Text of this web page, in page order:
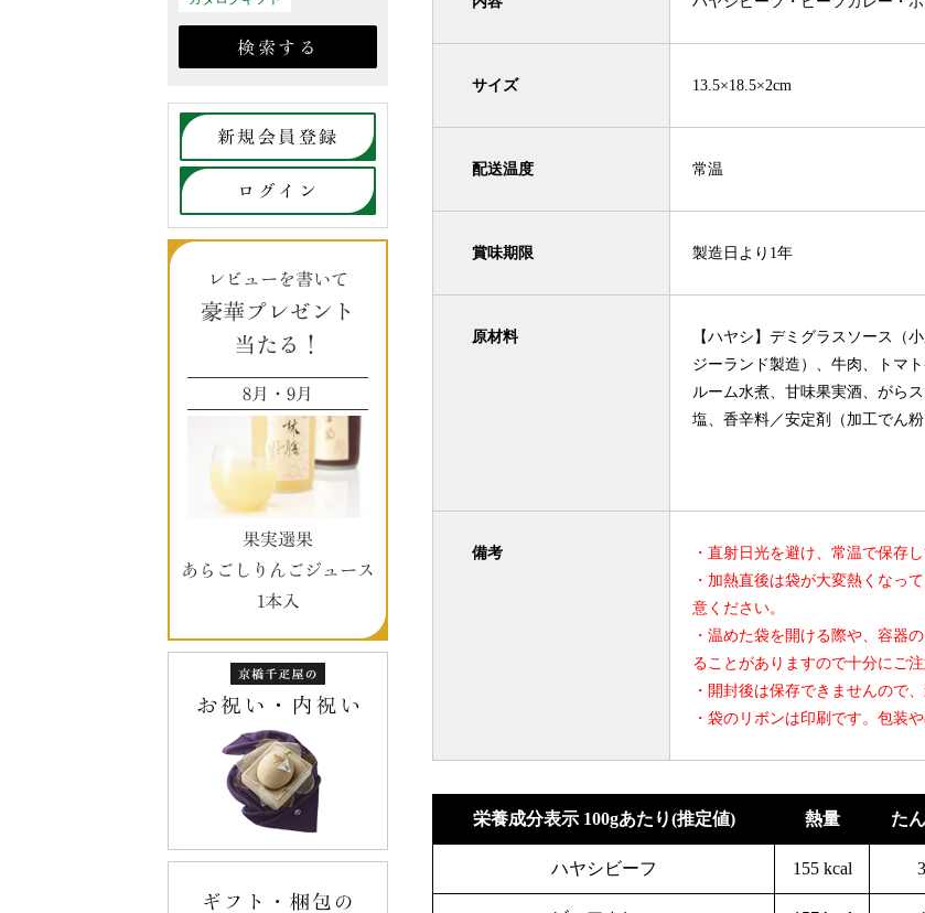
新規会員登録
ログイン
レビューを書いて
豪華プレゼント
当たる！
8月・9月
果実選果
あらごしりんごジュース
1本入
サイズ 13.5×18.5×2cm
配送温度 常温
賞味期限 製造日より1年
原材料
【ハヤシ】デミグラスソース（
ジーランド製造）、牛肉、トマ
ルーム水煮、甘味果実酒、がら
塩、香辛料／安定剤（加工でん
ノ酸等）、増粘剤（加工でん粉
ンゴチャツネ、トマトケチャッ
づけ、カレー粉、ココナッツミ
料、食塩、チキンエキス／安定
等）、香料、酸味料、（一部に
【ポークカレー】豚肉（国産）
ンゴチャツネ、トマトケチャッ
（アミノ酸等）、香料、酸味料
む）
備考
・直射日光を避け、常温で保存し
・加熱直後は袋が大変熱くなっ
意ください。
・温めた袋を開ける際や、容器
ることがありますので十分にご注
・開封後は保存できませんので
・袋のリボンは印刷です。包装
栄養成分表示 100gあたり(推定値) 熱量 た
ハヤシビーフ 155 kcal